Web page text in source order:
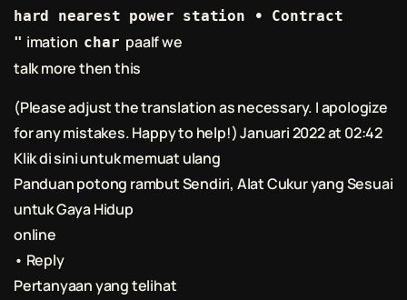
hard nearest power station • Contract
" imation char paaIf we
talk more then this
(Please adjust the translation as necessary. I apologize
for any mistakes. Happy to help!) Januari 2022 at 02:42
Klik di sini untuk memuat ulang
Panduanpotong rambutSendiri, Alat Cukur yang Sesuai
untuk Gaya Hidup
online
• Reply
Pertanyaan yang telihat